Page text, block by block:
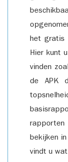
het gratis
Hier kunt
vinden
de APK
rapporten
bekijken
vindt u